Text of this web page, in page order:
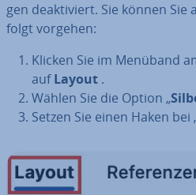
gen de­ak­ti­viert. Sie können Sie
folgt vorgehen:
Klicken Sie im Menüband
aufLayout .
Wählen Sie die Option „
Setzen Sie einen Haken bei